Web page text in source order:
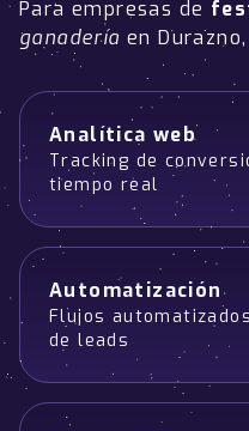
Para empresas de
ganadería en
Analítica web
Tracking de
tiempo real
Automatización
Flujos
de leads